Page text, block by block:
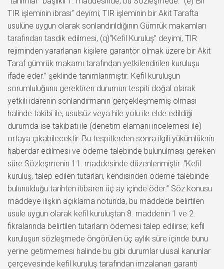
TIR işleminin ibrası” deyimi; TIR işleminin bir Akit Tarafta
usulüne uygun olarak sonlandırıldığının Gümrük makamları
tarafından tasdik edilmesi, (q)“Kefil Kuruluş” deyimi, TIR
rejiminden yararlanan kişilere garantör olmak üzere bir Akit
Taraf gümrük makamı tarafından yetkilendirilen kuruluşu
ifade eder.” şeklinde tanımlanmıştır. Kefil kuruluşun
sorumluluğunu gerektiren durumun tespiti doğal olarak
yetkili idarenin sonlandırmanın gerçekleşmemiş olması
halinde takibi ile, usulsüz veya hile yolu ile elde edildiği
durumda ise takibatı ile (denetim elamanı incelemesi ile)
ortaya çıkabilecektir. Bu tespitlerden sonra ilgili yükümlülerin
haberdar edilmesi ve ödeme talebinde bulunulması gereken
süre Sözleşmenin 11. maddesinde düzenlenmiştir. “Kefil
kuruluş, talep edilen tutarları, kendisinden ödeme talebinde
bulunulduğu tarihten itibaren üç ay içinde öder.” Söz konusu
maddeye ilişkin açıklama notunda, bu maddede belirtilen
usule uygun olarak kefil kuruluştan 8. maddenin 1 ve 2.
fıkralarında belirtilen tutarların ödemesi talep edilirse; kefil
kuruluşun sözleşmede öngörülen üç aylık süre içinde bunu
yerine getirmemesi halinde bu gibi durumlar ulusal kanunlar
çerçevesinde kefil kuruluş tarafından imzalanan garanti